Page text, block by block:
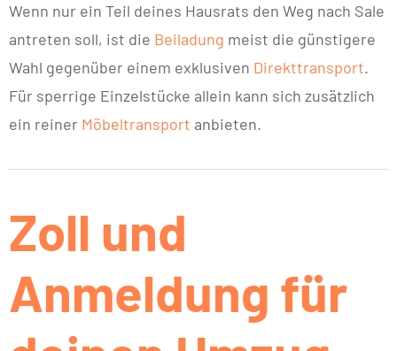
Wenn nur ein Teil deines Hausrats den Weg nach Sale
antreten soll, ist die Beiladung meist die günstigere
Wahl gegenüber einem exklusiven Direkttransport.
Für sperrige Einzelstücke allein kann sich zusätzlich
ein reiner Möbeltransport anbieten.
Zoll und
Anmeldung für